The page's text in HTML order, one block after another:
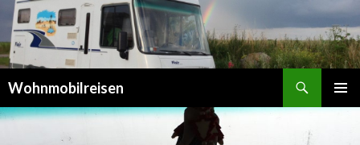
Wohnmobilreisen
ZUM